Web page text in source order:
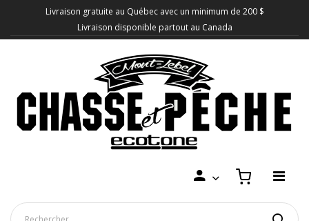
Livraison gratuite au Québec avec un minimum de 200 $
Livraison disponible partout au Canada